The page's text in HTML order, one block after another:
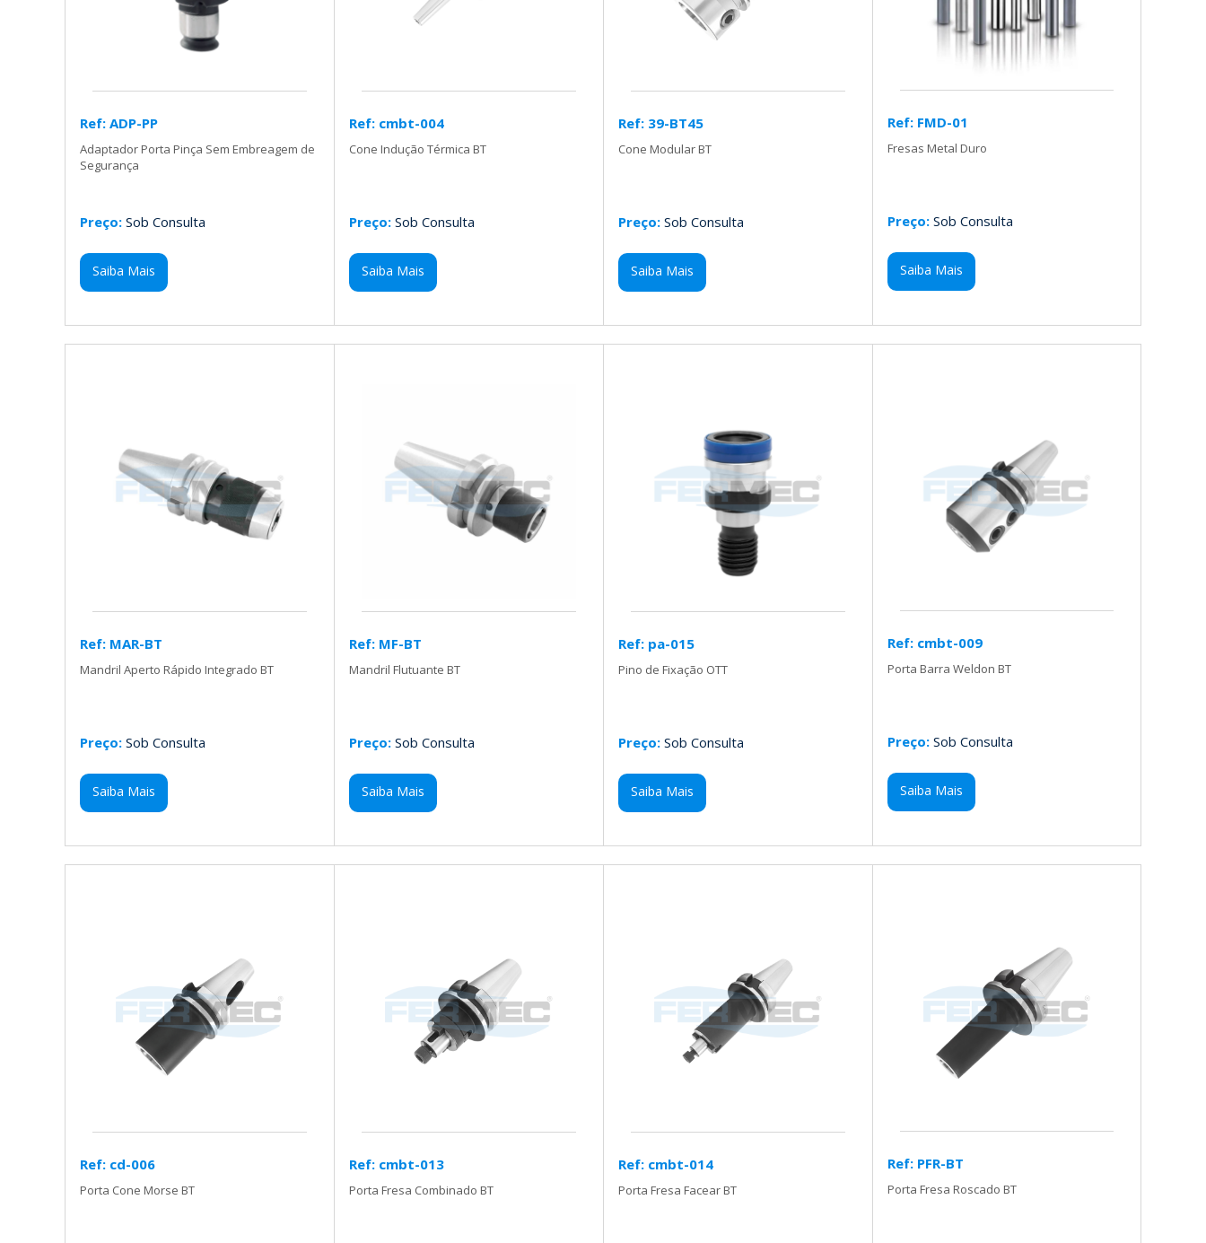
Ref: ADP-PP
Adaptador Porta Pinça Sem Embreagem de
Segurança
Preço: Sob Consulta
Saiba Mais
Ref: cmbt-004
Cone Indução Térmica BT
Preço: Sob Consulta
Saiba Mais
Ref: 39-BT45
Cone Modular BT
Preço: Sob Consulta
Saiba Mais
Ref: FMD-01
Fresas Metal Duro
Preço: Sob Consulta
Saiba Mais
Ref: MAR-BT
Mandril Aperto Rápido Integrado BT
Preço: Sob Consulta
Saiba Mais
Ref: MF-BT
Mandril Flutuante BT
Preço: Sob Consulta
Saiba Mais
Ref: pa-015
Pino de Fixação OTT
Preço: Sob Consulta
Saiba Mais
Ref: cmbt-009
Porta Barra Weldon BT
Preço: Sob Consulta
Saiba Mais
Ref: cd-006
Porta Cone Morse BT
Ref: cmbt-013
Porta Fresa Combinado BT
Ref: cmbt-014
Porta Fresa Facear BT
Ref: PFR-BT
Porta Fresa Roscado BT